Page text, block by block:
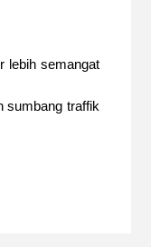
lebih semangat
sumbang traffik